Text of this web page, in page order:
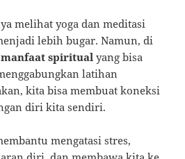
melihat yoga dan meditasi
lebih bugar. Namun, di
manfaat spiritual yang bisa
latihan
kita bisa membuat koneksi
diri kita sendiri.
mengatasi stres,